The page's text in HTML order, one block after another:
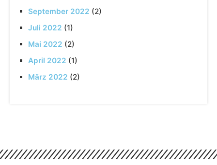
September 2022 (2)
Juli 2022 (1)
Mai 2022 (2)
April 2022 (1)
März 2022 (2)